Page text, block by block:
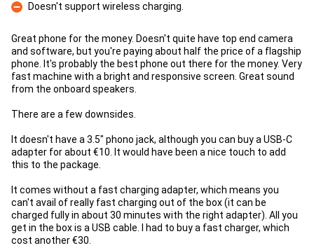
Con
Doesn't support wireless charging.
Great phone for the money. Doesn't quite have top end camera
and software, but you're paying about half the price of a flagship
phone. It's probably the best phone out there for the money. Very
fast machine with a bright and responsive screen. Great sound
from the onboard speakers.
There are a few downsides.
It doesn't have a 3.5" phono jack, although you can buy a USB-C
adapter for about €10. It would have been a nice touch to add
this to the package.
It comes without a fast charging adapter, which means you
can't avail of really fast charging out of the box (it can be
charged fully in about 30 minutes with the right adapter). All you
get in the box is a USB cable. I had to buy a fast charger, which
cost another €30.